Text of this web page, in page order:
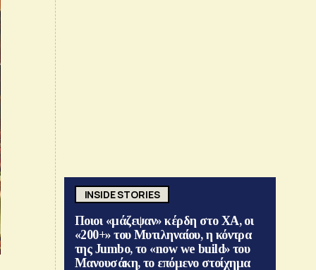
INSIDE STORIES
Ποιοι «μάζεψαν» κέρδη στο ΧΑ, οι
«200+» του Μυτιληναίου, η κόντρα
της Jumbo, το «now we build» του
Μανουσάκη, το επόμενο στοίχημα